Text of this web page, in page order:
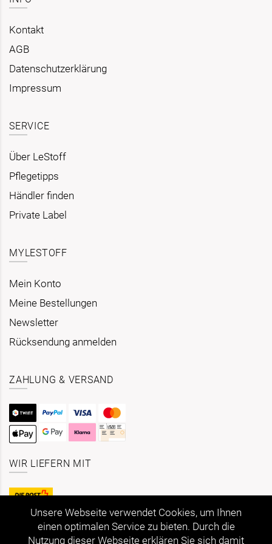
Kontakt
AGB
Datenschutzerklärung
Impressum
SERVICE
Über LeStoff
Pflegetipps
Händler finden
Private Label
MYLESTOFF
Mein Konto
Meine Bestellungen
Newsletter
Rücksendung anmelden
ZAHLUNG & VERSAND
WIR LIEFERN MIT
Unsere Webseite verwendet Cookies, um Ihnen
einen optimalen Service zu bieten. Durch die
Nutzung dieser Webseite erklären Sie sich damit